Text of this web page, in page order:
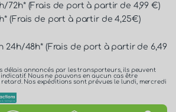
72h* (Frais de port à partir de 4,99 €)
(Frais de port à partir de 4,25€)
24h/48h* (Frais de port à partir de 6,49
délais annoncés par les transporteurs, ils peuvent
Nous ne pouvons en aucun cas être
Nos expéditions sont prévues le lundi, mercredi